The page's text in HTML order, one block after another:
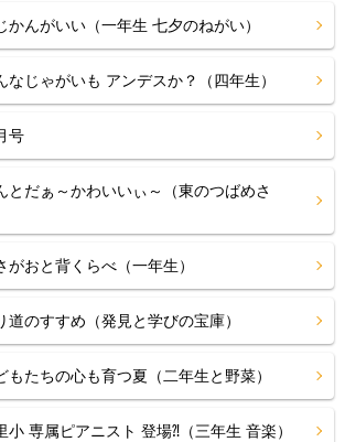
んがいい（一年生 七夕のねがい）
じゃがいも アンデスか？（四年生）
号
だぁ～かわいいぃ～（東のつばめさ
おと背くらべ（一年生）
のすすめ（発見と学びの宝庫）
たちの心も育つ夏（二年生と野菜）
専属ピアニスト 登場⁈（三年生 音楽）